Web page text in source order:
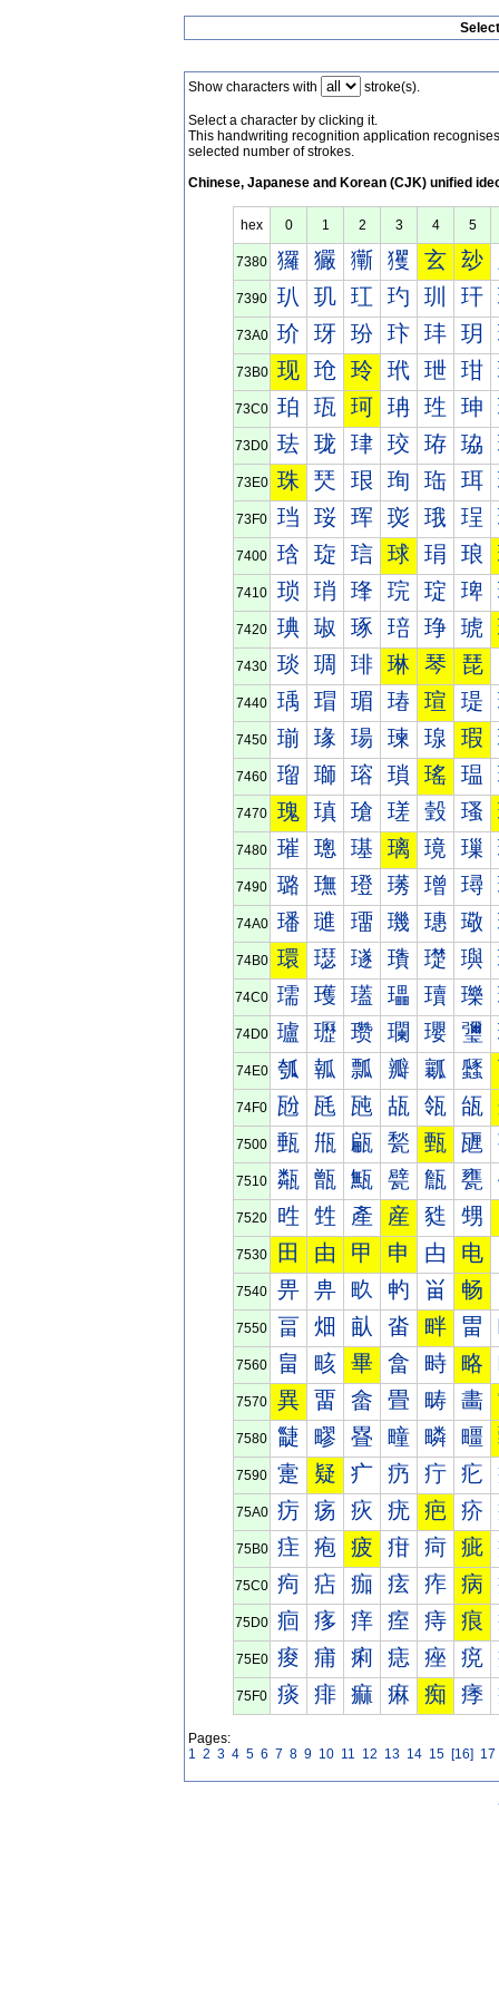
Show characters with stroke(s).
Select a character by clicking it.
This handwriting recognition application
selected number of strokes.
Chinese, Japanese and Korean (CJK) unified
hex 0 1 2 3 4 5
7380 玀 玁 玂 玃 玄 玅
7390 玐 玑 玒 玓 玔 玕
73A0 玠 玡 玢 玣 玤 玥
73B0 现 玱 玲 玳 玴 玵
73C0 珀 珁 珂 珃 珄 珅
73D0 珐 珑 珒 珓 珔 珕
73E0 珠 珡 珢 珣 珤 珥
73F0 珰 珱 珲 珳 珴 珵
7400 琀 琁 琂 球 琄 琅
7410 琐 琑 琒 琓 琔 琕
7420 琠 琡 琢 琣 琤 琥
7430 琰 琱 琲 琳 琴 琵
7440 瑀 瑁 瑂 瑃 瑄 瑅
7450 瑐 瑑 瑒 瑓 瑔 瑕
7460 瑠 瑡 瑢 瑣 瑤 瑥
7470 瑰 瑱 瑲 瑳 瑴 瑵
7480 璀 璁 璂 璃 璄 璅
7490 璐 璑 璒 璓 璔 璕
74A0 璠 璡 璢 璣 璤 璥
74B0 環 璱 璲 璳 璴 璵
74C0 瓀 瓁 瓂 瓃 瓄 瓅
74D0 瓐 瓑 瓒 瓓 瓔 瓕
74E0 瓠 瓡 瓢 瓣 瓤 瓥
74F0 瓰 瓱 瓲 瓳 瓴 瓵
7500 甀 甁 甂 甃 甄 甅
7510 甐 甑 甒 甓 甔 甕
7520 甠 甡 產 産 甤 甥
7530 田 由 甲 申 甴 电
7540 畀 畁 畂 畃 畄 畅
7550 畐 畑 畒 畓 畔 畕
7560 畠 畡 畢 畣 畤 略
7570 異 畱 畲 畳 畴 畵
7580 疀 疁 疂 疃 疄 疅
7590 疐 疑 疒 疓 疔 疕
75A0 疠 疡 疢 疣 疤 疥
75B0 疰 疱 疲 疳 疴 疵
75C0 痀 痁 痂 痃 痄 病
75D0 痐 痑 痒 痓 痔 痕
75E0 痠 痡 痢 痣 痤 痥
75F0 痰 痱 痲 痳 痴 痵
Pages:
1 2 3 4 5 6 7 8 9 10 11 12 13 14 15 [16] 17